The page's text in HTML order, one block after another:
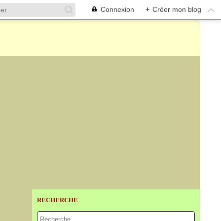
Connexion + Créer mon blog
RECHERCHE